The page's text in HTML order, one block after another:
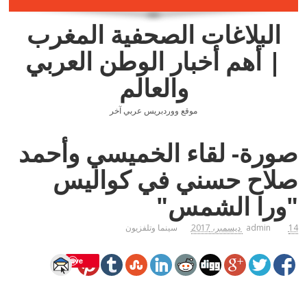
البلاغات الصحفية المغرب
| أهم أخبار الوطن العربي
والعالم
موقع ووردبريس عربي آخر
صورة- لقاء الخميسي وأحمد
صلاح حسني في كواليس
"ورا الشمس"
admin 14 ديسمبر، 2017 سينما وتلفزيون
Save